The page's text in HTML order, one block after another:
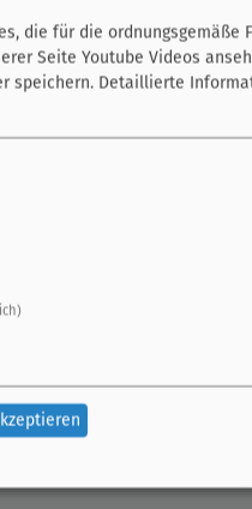
etwas für die Umwelt
die für die ordnungsgemäße
Seite Youtube Videos
speichern. Detaillierte